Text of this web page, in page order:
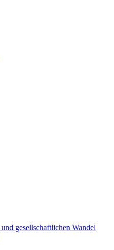
gesellschaftlichen Wandel